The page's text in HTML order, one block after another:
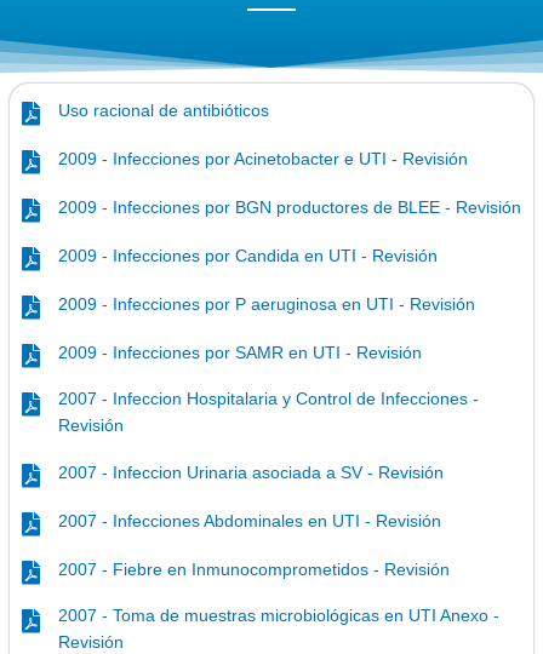
Uso racional de antibióticos
2009 - Infecciones por Acinetobacter e UTI - Revisión
2009 - Infecciones por BGN productores de BLEE - Revisión
2009 - Infecciones por Candida en UTI - Revisión
2009 - Infecciones por P aeruginosa en UTI - Revisión
2009 - Infecciones por SAMR en UTI - Revisión
2007 - Infeccion Hospitalaria y Control de Infecciones -
Revisión
2007 - Infeccion Urinaria asociada a SV - Revisión
2007 - Infecciones Abdominales en UTI - Revisión
2007 - Fiebre en Inmunocomprometidos - Revisión
2007 - Toma de muestras microbiológicas en UTI Anexo -
Revisión